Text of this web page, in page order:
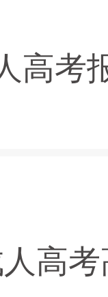
高考
高